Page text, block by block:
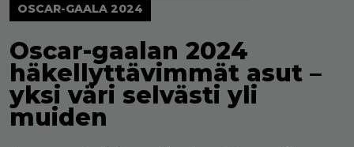
OSCAR-GAALA 2024
Oscar-gaalan 2024
häkellyttävimmät asut –
yksi väri selvästi yli
muiden